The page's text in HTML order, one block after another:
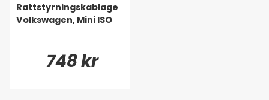
Rattstyrningskablage
Volkswagen, Mini ISO
748 kr